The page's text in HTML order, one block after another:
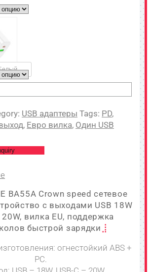
USB адаптеры Tags: PD,
, Евро вилка, Один USB
BA55A Crown speed сетевое
с выходами USB 18W
20W, вилка EU, поддержка
быстрой зарядки
огнестойкий ABS +
PC.